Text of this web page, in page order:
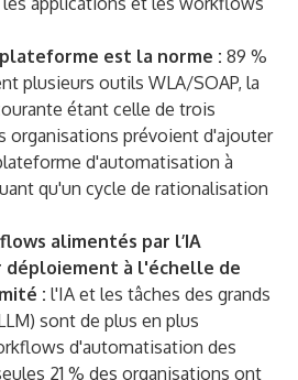
est la norme : 89 %
plusieurs outils WLA/SOAP, la
étant celle de trois
organisations prévoient d'ajouter
d'automatisation à
qu'un cycle de rationalisation
alimentés par l’IA
déploiement à l'échelle de
: l'IA et les tâches des grands
sont de plus en plus
d'automatisation des
21 % des organisations ont